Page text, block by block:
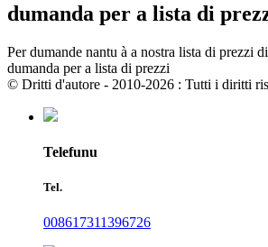
dumanda per a lista di
Per dumande nantu à a nostra lista di prezzi
dumanda per a lista di prezzi
© Dritti d'autore - 2010-2026 : Tutti i diritti
Telefunu
Tel.
008617311396726